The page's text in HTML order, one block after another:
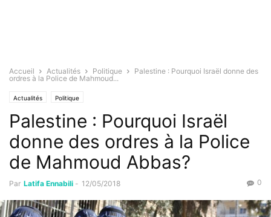
Accueil Actualités Politique
Palestine : Pourquoi Israël donne des
ordres à la Police de Mahmoud...
Actualités Politique
Palestine : Pourquoi Israël
donne des ordres à la Police
de Mahmoud Abbas?
Par Latifa Ennabili - 12/05/2018 0